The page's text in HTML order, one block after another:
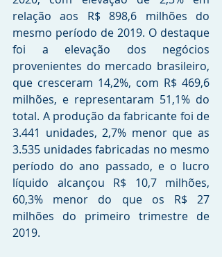
relação aos R$ 898,6 milhões do
mesmo período de 2019. O destaque
foi a elevação dos negócios
provenientes do mercado brasileiro,
que cresceram 14,2%, com R$ 469,6
milhões, e representaram 51,1% do
total. A produção da fabricante foi de
3.441 unidades, 2,7% menor que as
3.535 unidades fabricadas no mesmo
período do ano passado, e o lucro
líquido alcançou R$ 10,7 milhões,
60,3% menor do que os R$ 27
milhões do primeiro trimestre de
2019.